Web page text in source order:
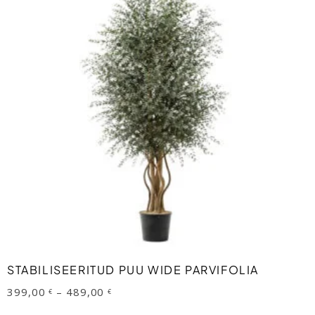
VALI
This
product
has
multiple
variants.
The
options
may
chosen
STABILISEERITUD PUU WIDE PARVIFOLIA
399,00€ – 489,00€